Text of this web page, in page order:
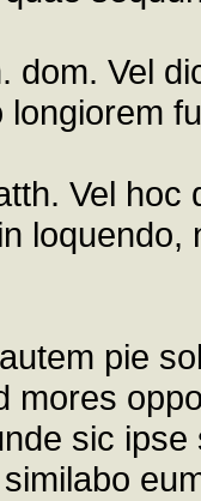
dom. Vel
Vel hoc
pie
mores
sic